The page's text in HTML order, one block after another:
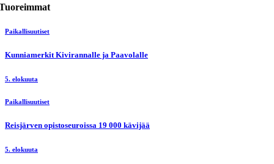
Paikallisuutiset
Kunniamerkit Kivirannalle ja Paavolalle
5. elokuuta
Paikallisuutiset
Reisjärven opistoseuroissa 19 000 kävijää
5. elokuuta